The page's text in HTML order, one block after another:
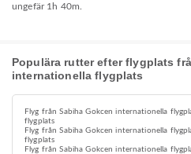
ungefär 1h 40m.
Populära rutter efter flygplats
internationella flygplats
Flyg från Sabiha Gokcen internationella
flygplats
Flyg från Sabiha Gokcen internationella
flygplats
Flyg från Sabiha Gokcen internationella